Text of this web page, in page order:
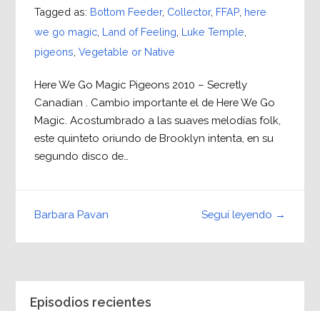
Tagged as: Bottom Feeder, Collector, FFAP, here
we go magic, Land of Feeling Luke Temple
pigeons Vegetable or Native
Here We Go Magic Pigeons 2010 – Secretly
Canadian . Cambio importante el de Here We Go
Magic. Acostumbrado a las suaves melodías folk,
este quinteto oriundo de Brooklyn intenta, en su
segundo disco de…
Seguí leyendo →
Barbara Pavan
Episodios recientes